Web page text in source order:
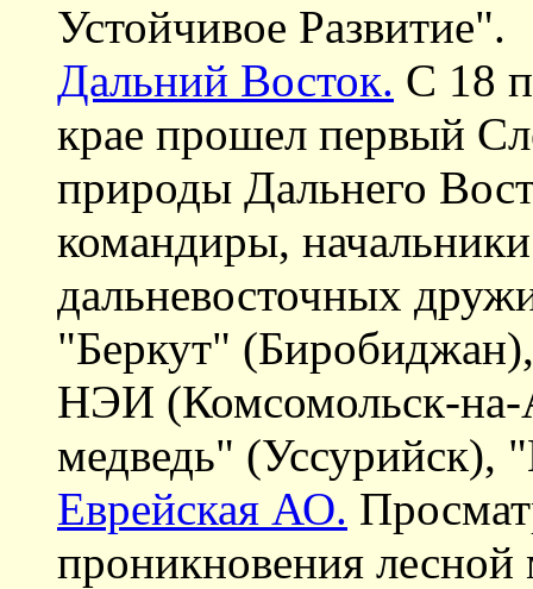
Устойчивое Развитие".
Дальний Восток. С 18
крае прошел первый
природы Дальнего
командиры,
дальневосточных
"Беркут"
НЭИ (Комсомольск-
медведь" (Уссурийск),
Еврейская АО.
проникновения